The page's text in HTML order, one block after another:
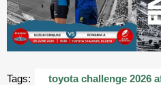
Tags:
toyota challenge 2026